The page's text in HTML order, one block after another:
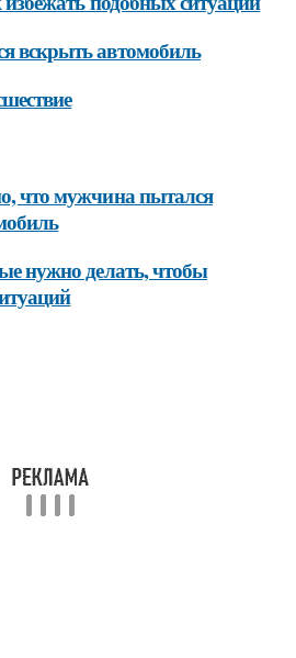
вскрыть автомобиль
что мужчина пытался
нужно делать, чтобы